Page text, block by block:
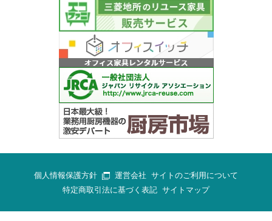
個人情報保護方針 運営会社 サイトのご利用について
特定商取引法に基づく表記 サイトマップ